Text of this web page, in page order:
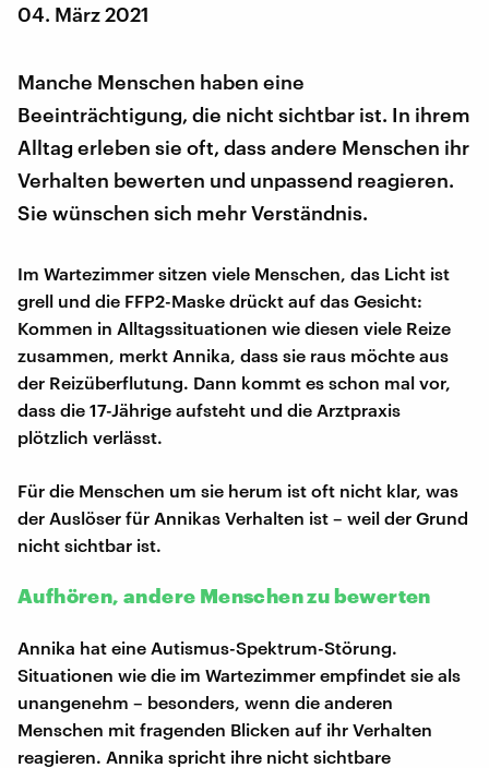
04. März 2021
Manche Menschen haben eine
Beeinträchtigung, die nicht sichtbar ist. In ihrem
Alltag erleben sie oft, dass andere Menschen ihr
Verhalten bewerten und unpassend reagieren.
Sie wünschen sich mehr Verständnis.
Im Wartezimmer sitzen viele Menschen, das Licht ist
grell und die FFP2-Maske drückt auf das Gesicht:
Kommen in Alltagssituationen wie diesen viele Reize
zusammen, merkt Annika, dass sie raus möchte aus
der Reizüberflutung. Dann kommt es schon mal vor,
dass die 17-Jährige aufsteht und die Arztpraxis
plötzlich verlässt.
Für die Menschen um sie herum ist oft nicht klar, was
der Auslöser für Annikas Verhalten ist – weil der Grund
nicht sichtbar ist.
Aufhören, andere Menschen zu bewerten
Annika hat eine Autismus-Spektrum-Störung.
Situationen wie die im Wartezimmer empfindet sie als
unangenehm – besonders, wenn die anderen
Menschen mit fragenden Blicken auf ihr Verhalten
reagieren. Annika spricht ihre nicht sichtbare